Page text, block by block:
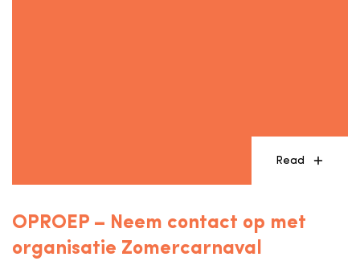
Read
OPROEP – Neem contact op met
organisatie Zomercarnaval